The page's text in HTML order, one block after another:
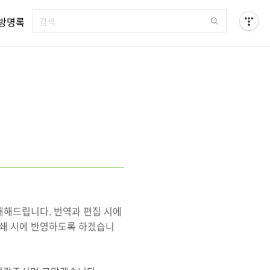
명록
드립니다. 번역과 편집 시에
시에 반영하도록 하겠습니